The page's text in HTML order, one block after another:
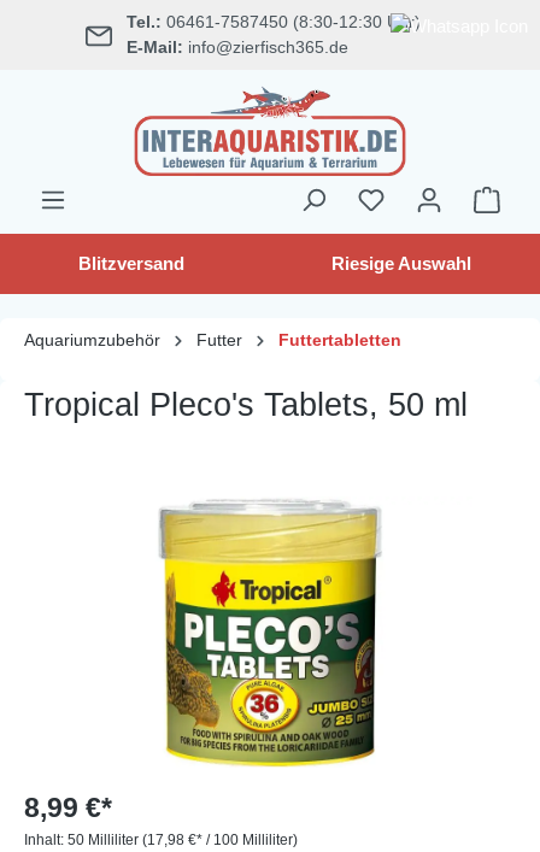
springen Tel.: 06461-7587450 (8:30-12:30 Uhr)
E-Mail: info@zierfisch365.de
Blitzversand Riesige Auswahl
Aquariumzubehör Futter Futtertabletten
Tropical Pleco's Tablets, 50 ml
Bildergalerie überspringen
8,99 €*
Inhalt: 50 Milliliter (17,98 €* / 100 Milliliter)